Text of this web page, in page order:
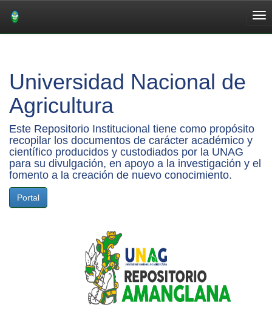
Universidad Nacional de
Agricultura
Este Repositorio Institucional tiene como propósito
recopilar los documentos de carácter académico y
científico producidos y custodiados por la UNAG
para su divulgación, en apoyo a la investigación y el
fomento a la creación de nuevo conocimiento.
Portal